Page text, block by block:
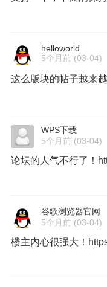
helloworld
5个月前 (03-04)
这么版块的帖子越来
WPS下载
5个月前 (03-04)
论坛的人气不行了！
谷歌浏览器官网
5个月前 (03-04)
楼主内心很强大！